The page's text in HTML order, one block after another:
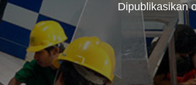
Dipublikasikan